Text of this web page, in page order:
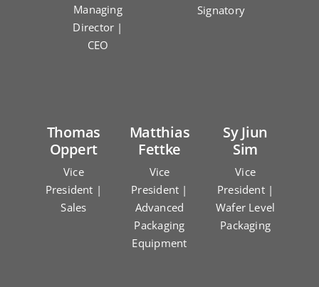
Managing
Director |
CEO
Signatory
Thomas
Oppert
Vice
President |
Sales
Matthias
Fettke
Vice
President |
Advanced
Packaging
Equipment
Sy Jiun
Sim
Vice
President |
Wafer Level
Packaging